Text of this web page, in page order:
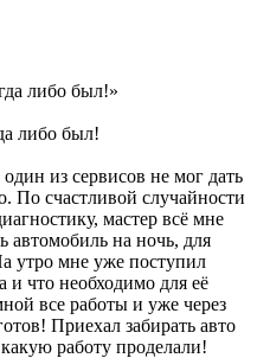
либо был!»
либо был!
из сервисов не мог дать
По счастливой случайности
мастер всё мне
автомобиль на ночь, для
утро мне уже поступил
и что необходимо для её
все работы и уже через
Приехал забирать авто
работу проделали!